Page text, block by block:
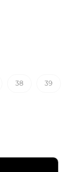
38 39